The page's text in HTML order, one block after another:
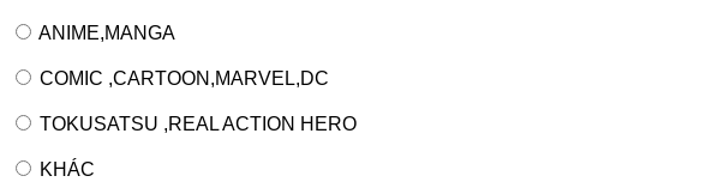
ANIME,MANGA
COMIC ,CARTOON,MARVEL,DC
TOKUSATSU ,REAL ACTION HERO
KHÁC